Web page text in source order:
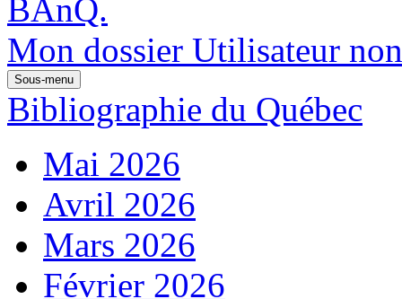
Mon dossier Utilisateur
Sous-menu
Bibliographie du Québec
Mai 2026
Avril 2026
Mars 2026
Février 2026